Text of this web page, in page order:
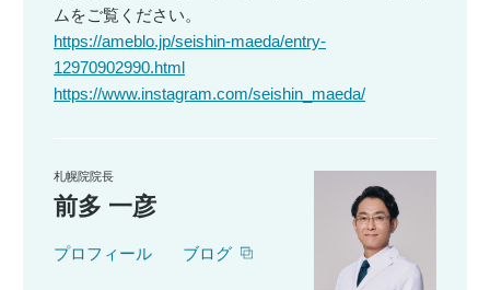
ムをご覧ください。
https://ameblo.jp/seishin-maeda/entry-
12970902990.html
https://www.instagram.com/seishin_maeda/
札幌院院長
前多 一彦
プロフィール ブログ